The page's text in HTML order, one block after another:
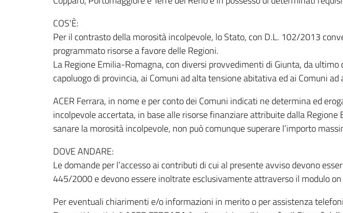
COS'È:
Per il contrasto della morosità incolpevole, lo Stato, con D.L. 102/2013
programmato risorse a favore delle Regioni.
La Regione Emilia-Romagna, con diversi provvedimenti di Giunta, da
capoluogo di provincia, ai Comuni ad alta tensione abitativa ed ai Comuni
ACER Ferrara, in nome e per conto dei Comuni indicati ne determina ed
incolpevole accertata, in base alle risorse finanziare attribuite dalla
sanare la morosità incolpevole, non può comunque superare l’importo
DOVE ANDARE:
Le domande per l’accesso ai contributi di cui al presente avviso devono
445/2000 e devono essere inoltrate esclusivamente attraverso il modulo
Per eventuali chiarimenti e/o informazioni in merito o per assistenza